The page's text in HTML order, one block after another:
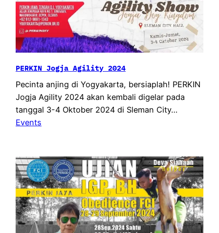
PERKIN Jogja Agility 2024
Pecinta anjing di Yogyakarta, bersiaplah! PERKIN
Jogja Agility 2024 akan kembali digelar pada
tanggal 3-4 Oktober 2024 di Sleman City…
Events